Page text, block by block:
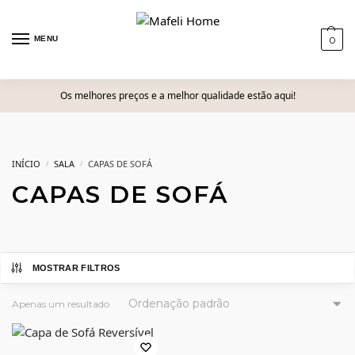
MENU 0
Os melhores preços e a melhor qualidade estão aqui!
INÍCIO / SALA / CAPAS DE SOFÁ
CAPAS DE SOFÁ
MOSTRAR FILTROS
Apenas um resultado